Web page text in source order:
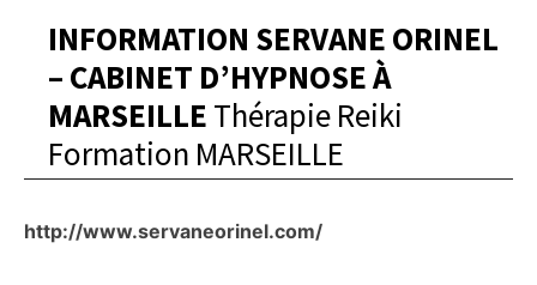
INFORMATION SERVANE ORINEL
– CABINET D’HYPNOSE À
MARSEILLE Thérapie Reiki
Formation MARSEILLE
http://www.servaneorinel.com/